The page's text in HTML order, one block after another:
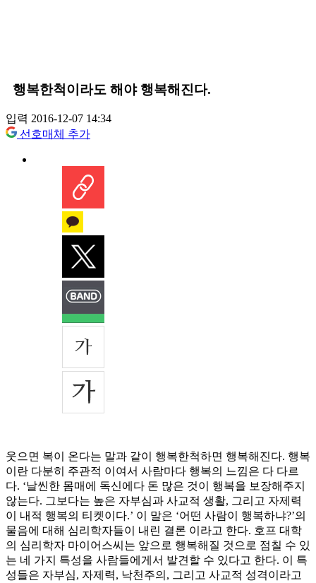
행복한척이라도 해야 행복해진다.
입력 2016-12-07 14:34
선호매체 추가
웃으면 복이 온다는 말과 같이 행복한척하면 행복해진다. 행복
이란 다분히 주관적 이여서 사람마다 행복의 느낌은 다 다르
다. ‘날씬한 몸매에 독신에다 돈 많은 것이 행복을 보장해주지
않는다. 그보다는 높은 자부심과 사교적 생활, 그리고 자제력
이 내적 행복의 티켓이다.’ 이 말은 ‘어떤 사람이 행복하냐?’의
물음에 대해 심리학자들이 내린 결론 이라고 한다. 호프 대학
의 심리학자 마이어스씨는 앞으로 행복해질 것으로 점칠 수 있
는 네 가지 특성을 사람들에게서 발견할 수 있다고 한다. 이 특
성들은 자부심, 자제력, 낙천주의, 그리고 사교적 성격이라고